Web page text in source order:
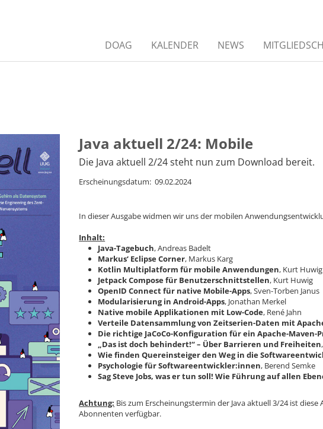
DOAG KALENDER NEWS
Java aktuell 2/24: Mobile
Die Java aktuell 2/24 steht nun zum Download bereit.
Erscheinungsdatum: 09.02.2024
In dieser Ausgabe widmen wir uns der mobilen
Inhalt:
Java-Tagebuch, Andreas Badelt
Markus‘ Eclipse Corner, Markus Karg
Kotlin Multiplatform für mobile Anwendungen, Kurt Huwig
Jetpack Compose für Benutzerschnittstellen, Kurt Huwig
OpenID Connect für native Mobile-Apps, Sven-Torben Janus
Modularisierung in Android-Apps, Jonathan Merkel
Native mobile Applikationen mit Low-Code, René Jahn
Verteile Datensammlung von Zeitserien-Daten mit
Die richtige JaCoCo-Konfiguration für ein Apache-Maven-
„Das ist doch behindert!“ – Über Barrieren und Freiheiten
Wie finden Quereinsteiger den Weg in die
Psychologie für Softwareentwickler:innen, Berend Semke
Sag Steve Jobs, was er tun soll! Wie Führung auf allen
Achtung: Bis zum Erscheinungstermin der Java aktuell 3/24 ist
Abonnenten verfügbar.